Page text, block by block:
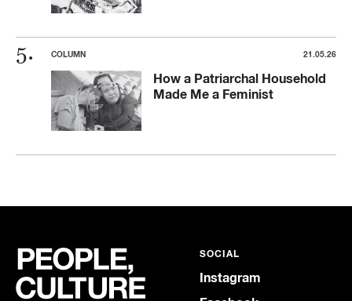
COLUMN 21.05.26
How a Patriarchal Household
Made Me a Feminist
SOCIAL
Instagram